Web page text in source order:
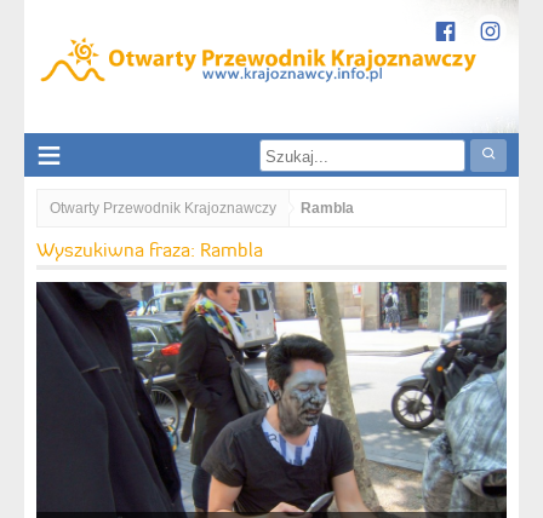
Otwarty Przewodnik Krajoznawczy Rambla
Wyszukiwna fraza: Rambla